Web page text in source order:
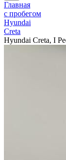
Главная
с пробегом
Hyundai
Creta
Hyundai Creta, I